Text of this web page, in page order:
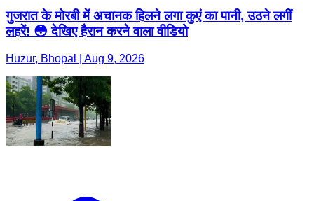
गुजरात के मोरबी में अचानक हिलने लगा कुएं का पानी, उठने लगीं
लहरें! 😳 देखिए हैरान करने वाला वीडियो
Huzur, Bhopal | Aug 9, 2026